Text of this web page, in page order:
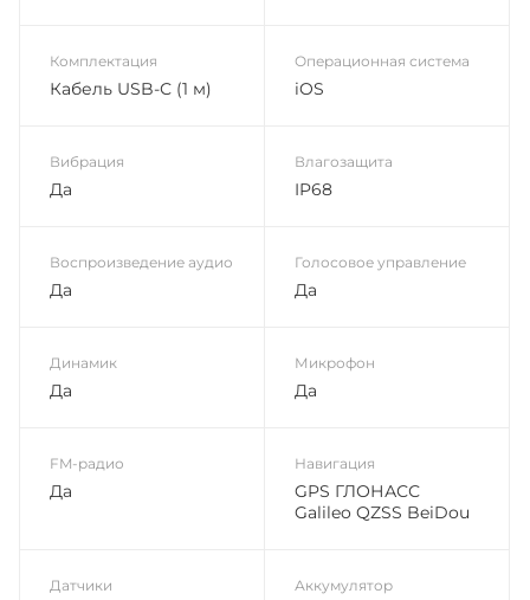
Комплектация
Кабель USB-С (1 м)
Операционная система
iOS
Вибрация
Да
Влагозащита
IP68
Воспроизведение аудио
Да
Голосовое управление
Да
Динамик
Да
Микрофон
Да
FM-радио
Да
Навигация
GPS ГЛОНАСС
Galileo QZSS BeiDou
Датчики Аккумулятор